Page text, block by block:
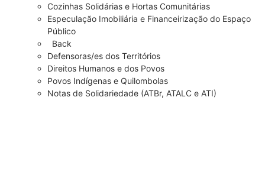
Cozinhas Solidárias e Hortas Comunitárias
Especulação Imobiliária e Financeirização do Espaço
Público
Back
Defensoras/es dos Territórios
Direitos Humanos e dos Povos
Povos Indígenas e Quilombolas
Notas de Solidariedade (ATBr, ATALC e ATI)